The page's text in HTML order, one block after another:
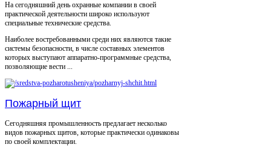
На сегодняшний день охранные компании в своей
практической деятельности широко используют
специальные технические средства.
Наиболее востребованными среди них являются такие
системы безопасности, в числе составных элементов
которых выступают аппаратно-программные средства,
позволяющие вести ...
Пожарный щит
Сегодняшняя промышленность предлагает несколько
видов пожарных щитов, которые практически одинаковы
по своей комплектации.